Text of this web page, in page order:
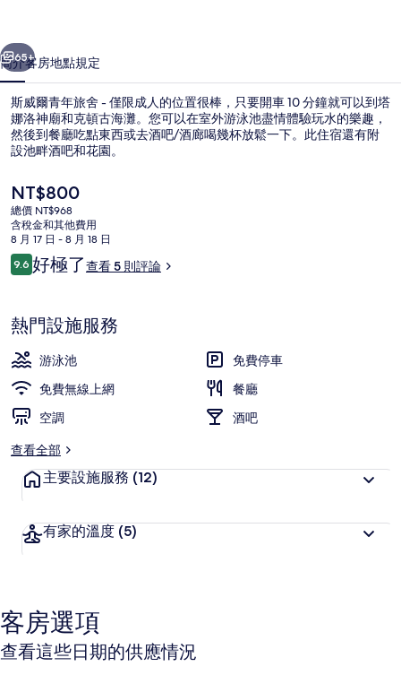
-
僅
限
成
的
相
片
集
個 下一個
65+
簡介客房地點規定
斯威爾青年旅舍 - 僅限成人的位置很棒，只要開車 10 分鐘就可以到塔
娜洛神廟和克頓古海灘。您可以在室外游泳池盡情體驗玩水的樂趣，
然後到餐廳吃點東西或去酒吧/酒廊喝幾杯放鬆一下。此住宿還有附
設池畔酒吧和花園。
目
前
的
價
格
是
NT$800
總價 NT$968
含稅金和其他費用
8 月 17 日 - 8 月 18 日
評
論
9.69.6 分，滿分 10 分，
好極了查看 5 則評論
熱門設施服務
游泳池
免費停車
免費無線上網
餐廳
空調
酒吧
查看全部
主要設施服務 (12)
有家的溫度 (5)
客房選項
查看這些日期的供應情況